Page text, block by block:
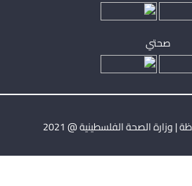
صحتي
الصحة الفلسطينية @ 2021